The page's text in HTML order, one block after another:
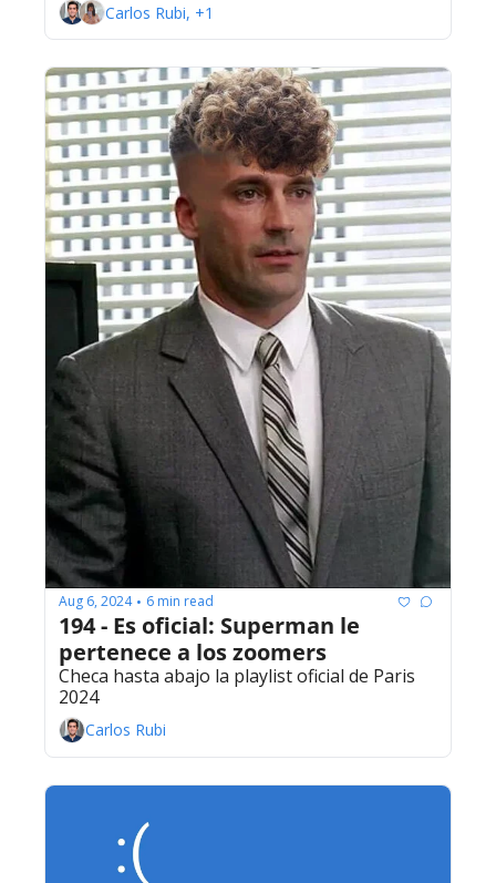
Carlos Rubi, +1
Aug 6, 2024 • 6 min read
194 - Es oficial: Superman le
pertenece a los zoomers
Checa hasta abajo la playlist oficial de Paris
2024
Carlos Rubi